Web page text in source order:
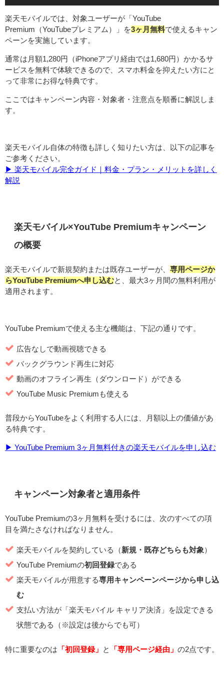
楽天モバイルでは、対象ユーザーが「YouTube
Premium（YouTubeプレミアム）」を3ヶ月無料で使えるキャン
ペーンを実施しています。
通常は月額1,280円（iPhoneアプリ経由では1,680円）かかるサ
ービスを無料で体験できるので、スマホ料金を抑えたい方にと
って非常にお得な特典です。
ここではキャンペーン内容・対象者・注意点を順番に解説しま
す。
楽天モバイル自体の特徴も詳しく知りたい方は、以下の記事を
ご参考ください。
▶ 楽天モバイル完全ガイド｜料金・プラン・メリットを詳しく
解説
楽天モバイル×YouTube Premiumキャンペーン
の概要
楽天モバイルで新規契約または既存ユーザーが、 専用ページか
らYouTube Premiumへ申し込む と、最大3ヶ月間の無料利用が
適用されます。
YouTube Premiumで使える主な機能は、下記の通りです。
広告なしで動画視聴できる
バックグラウンド再生に対応
動画のオフライン再生（ダウンロード）ができる
YouTube Music Premiumも使える
普段からYouTubeをよく利用する人には、月額以上の価値があ
る特典です。
▶ YouTube Premium 3ヶ月無料付きの楽天モバイルを申し込む
キャンペーン対象者と適用条件
YouTube Premiumの3ヶ月無料を受けるには、次のすべての項
目を満たさなければなりません。
楽天モバイルを契約している（ 新規・既存どちらも対象 ）
YouTube Premiumの初回登録である
楽天モバイルが用意する専用キャンペーンページから申し込
む
支払い方法が「楽天モバイル キャリア決済」を設定できる
状態である（※設定は後からでも可）
特に重要なのは 「初回登録」 と 「専用ページ経由」 の2点です。